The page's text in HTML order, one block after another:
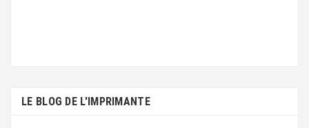
LE BLOG DE L'IMPRIMANTE